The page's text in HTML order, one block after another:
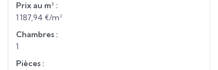
Prix au m² :
1 187,94 €/m²
Chambres :
1
Pièces :